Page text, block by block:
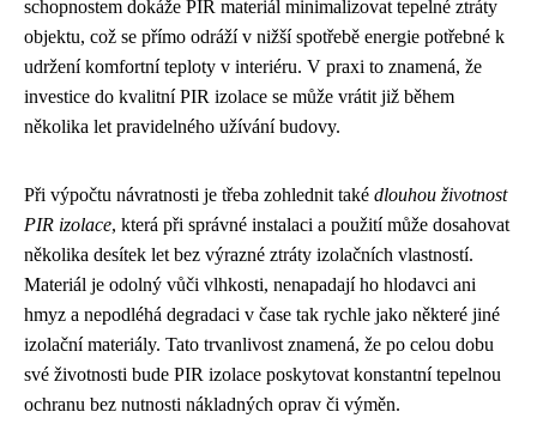
schopnostem dokáže PIR materiál minimalizovat tepelné ztráty
objektu, což se přímo odráží v nižší spotřebě energie potřebné k
udržení komfortní teploty v interiéru. V praxi to znamená, že
investice do kvalitní PIR izolace se může vrátit již během
několika let pravidelného užívání budovy.
Při výpočtu návratnosti je třeba zohlednit také dlouhou životnost
PIR izolace, která při správné instalaci a použití může dosahovat
několika desítek let bez výrazné ztráty izolačních vlastností.
Materiál je odolný vůči vlhkosti, nenapadají ho hlodavci ani
hmyz a nepodléhá degradaci v čase tak rychle jako některé jiné
izolační materiály. Tato trvanlivost znamená, že po celou dobu
své životnosti bude PIR izolace poskytovat konstantní tepelnou
ochranu bez nutnosti nákladných oprav či výměn.